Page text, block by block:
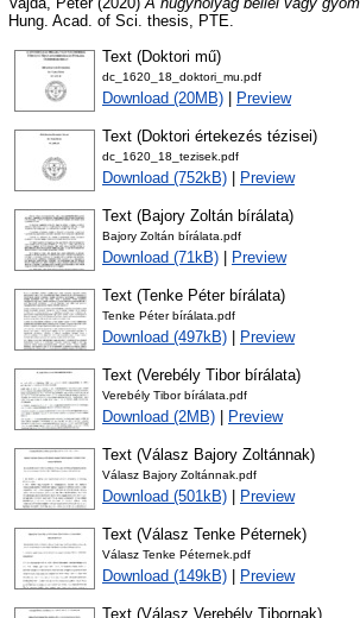
Hung. Acad. of Sci. thesis, PTE.
Text (Doktori mű)
dc_1620_18_doktori_mu.pdf
Download (20MB) Preview
Text (Doktori értekezés tézisei)
dc_1620_18_tezisek.pdf
Download (752kB) Preview
Text (Bajory Zoltán bírálata)
Bajory Zoltán bírálata.pdf
Download (71kB) Preview
Text (Tenke Péter bírálata)
Tenke Péter bírálata.pdf
Download (497kB) Preview
Text (Verebély Tibor bírálata)
Verebély Tibor bírálata.pdf
Download (2MB) Preview
Text (Válasz Bajory Zoltánnak)
Válasz Bajory Zoltánnak.pdf
Download (501kB) Preview
Text (Válasz Tenke Péternek)
Válasz Tenke Péternek.pdf
Download (149kB) Preview
Text (Válasz Verebély Tibornak)